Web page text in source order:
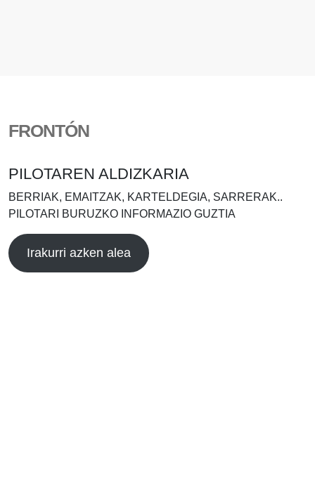
FRONTÓN
PILOTAREN ALDIZKARIA
BERRIAK, EMAITZAK, KARTELDEGIA, SARRERAK..
PILOTARI BURUZKO INFORMAZIO GUZTIA
Irakurri azken alea